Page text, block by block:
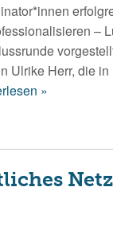
–
Ulrike Herr, die
»